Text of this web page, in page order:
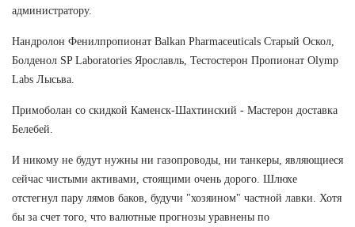
администратору.
Нандролон Фенилпропионат Balkan Pharmaceuticals Старый Оскол,
Болденол SP Laboratories Ярославль, Тестостерон Пропионат Olymp
Labs Лысьва.
Примоболан со скидкой Каменск-Шахтинский - Мастерон доставка
Белебей.
И никому не будут нужны ни газопроводы, ни танкеры, являющиеся
сейчас чистыми активами, стоящими очень дорого. Шлюхе
отстегнул пару лямов баков, будучи "хозяином" частной лавки. Хотя
бы за счет того, что валютные прогнозы уравнены по